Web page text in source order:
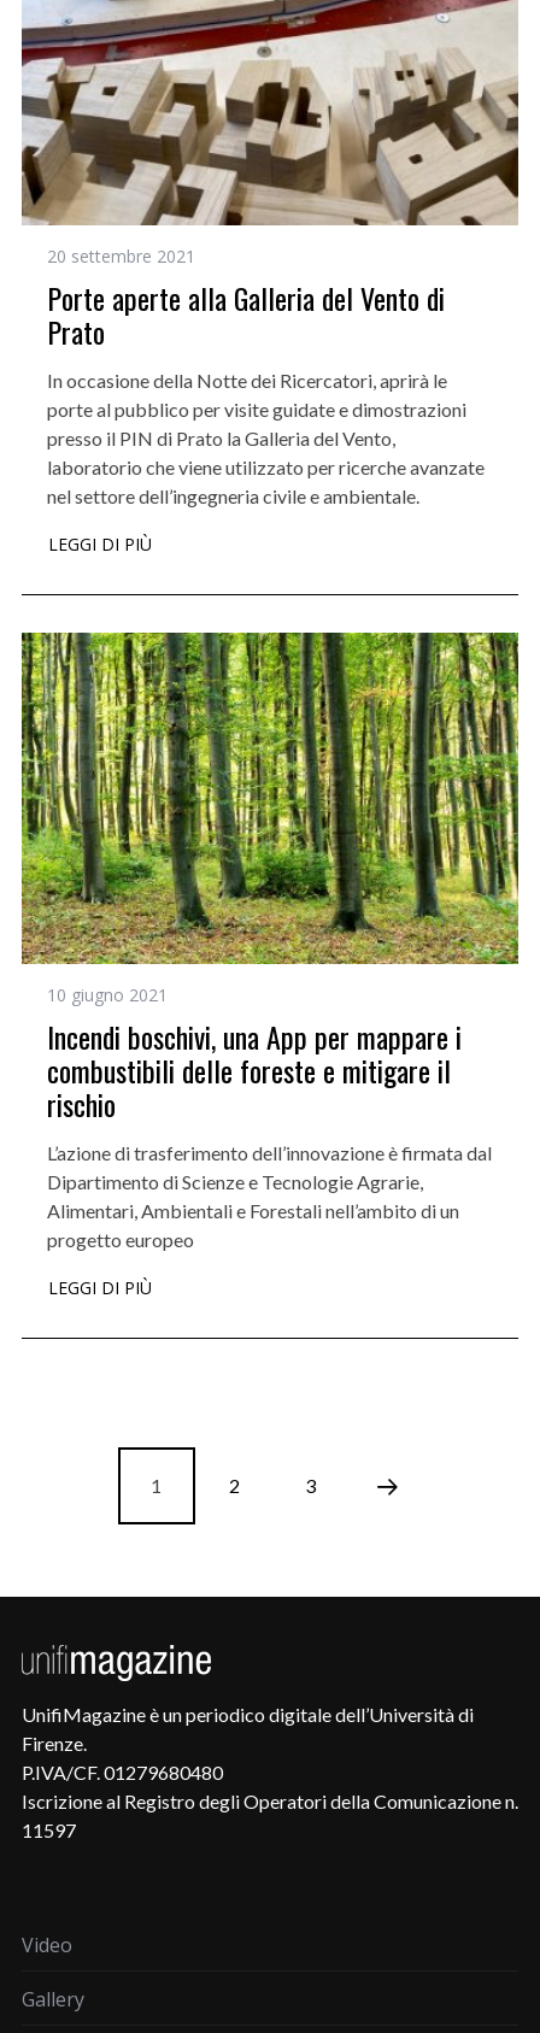
20 settembre 2021
Porte aperte alla Galleria del Vento di
Prato
In occasione della Notte dei Ricercatori, aprirà le
porte al pubblico per visite guidate e dimostrazioni
presso il PIN di Prato la Galleria del Vento,
laboratorio che viene utilizzato per ricerche avanzate
nel settore dell’ingegneria civile e ambientale.
LEGGI DI PIÙ
10 giugno 2021
Incendi boschivi, una App per mappare i
combustibili delle foreste e mitigare il
rischio
L’azione di trasferimento dell’innovazione è firmata dal
Dipartimento di Scienze e Tecnologie Agrarie,
Alimentari, Ambientali e Forestali nell’ambito di un
progetto europeo
LEGGI DI PIÙ
1 2 3
UnifiMagazine è un periodico digitale dell’Università di
Firenze.
P.IVA/CF. 01279680480
Iscrizione al Registro degli Operatori della Comunicazione n.
11597
Video
Gallery